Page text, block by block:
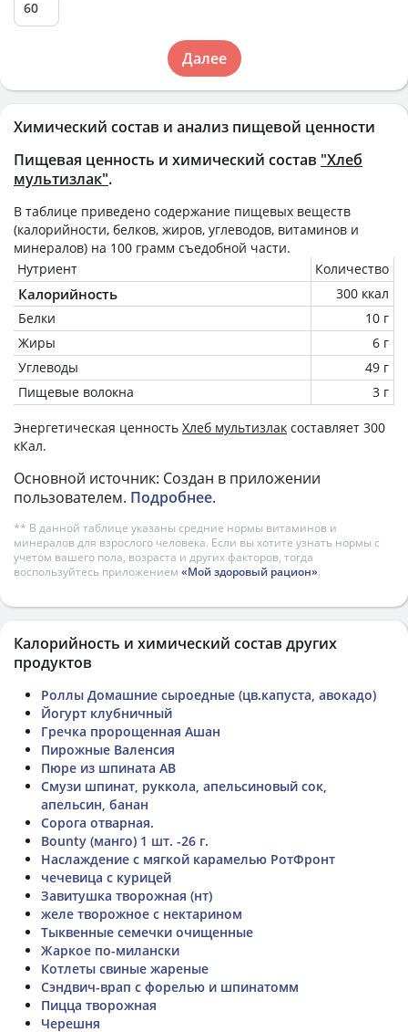
Химический состав и анализ пищевой ценности
Пищевая ценность и химический состав "Хлеб
мультизлак".
В таблице приведено содержание пищевых веществ
(калорийности, белков, жиров, углеводов, витаминов и
минералов) на 100 грамм съедобной части.
Нутриент
Количество
Калорийность
300 ккал
Белки
10 г
Жиры
6 г
Углеводы
49 г
Пищевые волокна
3 г
Энергетическая ценность Хлеб мультизлак составляет 300
кКал.
Основной источник: Создан в приложении
пользователем. Подробнее.
** В данной таблице указаны средние нормы витаминов и
минералов для взрослого человека. Если вы хотите узнать нормы с
учетом вашего пола, возраста и других факторов, тогда
воспользуйтесь приложением «Мой здоровый рацион».
Далее
Калорийность и химический состав других
продуктов
Роллы Домашние сыроедные (цв.капуста, авокадо)
Йогурт клубничный
Гречка пророщенная Ашан
Пирожные Валенсия
Пюре из шпината АВ
Смузи шпинат, руккола, апельсиновый сок,
апельсин, банан
Сорога отварная.
Bounty (манго) 1 шт. -26 г.
Наслаждение с мягкой карамелью РотФронт
чечевица с курицей
Завитушка творожная (нт)
желе творожное с нектарином
Тыквенные семечки очищенные
Жаркое по-милански
Котлеты свиные жареные
Сэндвич-врап с форелью и шпинатомм
Пицца творожная
Черешня